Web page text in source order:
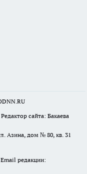
сайта: Бакаева
Азина, дом № 80, кв. 31
редакции: